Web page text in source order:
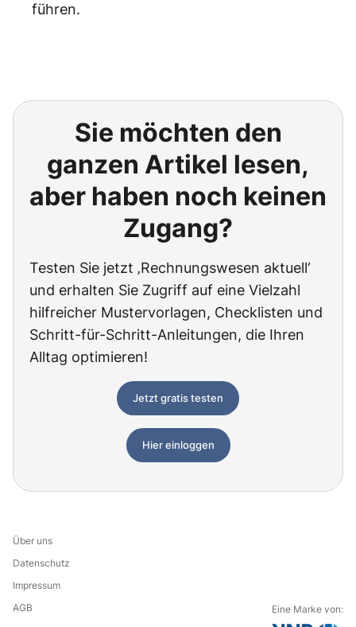
führen.
Sie möchten den
ganzen Artikel lesen,
aber haben noch keinen
Zugang?
Testen Sie jetzt ‚Rechnungswesen aktuell‘
und erhalten Sie Zugriff auf eine Vielzahl
hilfreicher Mustervorlagen, Checklisten und
Schritt-für-Schritt-Anleitungen, die Ihren
Alltag optimieren!
Jetzt gratis testen
Hier einloggen
Über uns
Datenschutz
Impressum
AGB
Eine Marke von: